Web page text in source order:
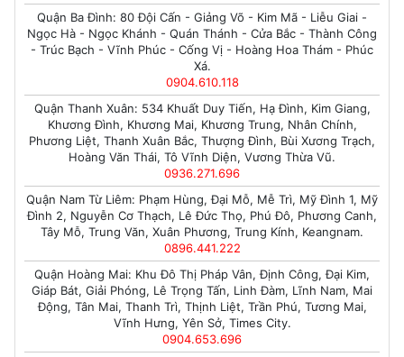
Quận Ba Đình: 80 Đội Cấn - Giảng Võ - Kim Mã - Liễu Giai -
Ngọc Hà - Ngọc Khánh - Quán Thánh - Cửa Bắc - Thành Công
- Trúc Bạch - Vĩnh Phúc - Cống Vị - Hoàng Hoa Thám - Phúc
Xá.
0904.610.118
Quận Thanh Xuân: 534 Khuất Duy Tiến, Hạ Đình, Kim Giang,
Khương Đình, Khương Mai, Khương Trung, Nhân Chính,
Phương Liệt, Thanh Xuân Bắc, Thượng Đình, Bùi Xương Trạch,
Hoàng Văn Thái, Tô Vĩnh Diện, Vương Thừa Vũ.
0936.271.696
Quận Nam Từ Liêm: Phạm Hùng, Đại Mỗ, Mễ Trì, Mỹ Đình 1, Mỹ
Đình 2, Nguyễn Cơ Thạch, Lê Đức Thọ, Phú Đô, Phương Canh,
Tây Mỗ, Trung Văn, Xuân Phương, Trung Kính, Keangnam.
0896.441.222
Quận Hoàng Mai: Khu Đô Thị Pháp Vân, Định Công, Đại Kim,
Giáp Bát, Giải Phóng, Lê Trọng Tấn, Linh Đàm, Lĩnh Nam, Mai
Động, Tân Mai, Thanh Trì, Thịnh Liệt, Trần Phú, Tương Mai,
Vĩnh Hưng, Yên Sở, Times City.
0904.653.696